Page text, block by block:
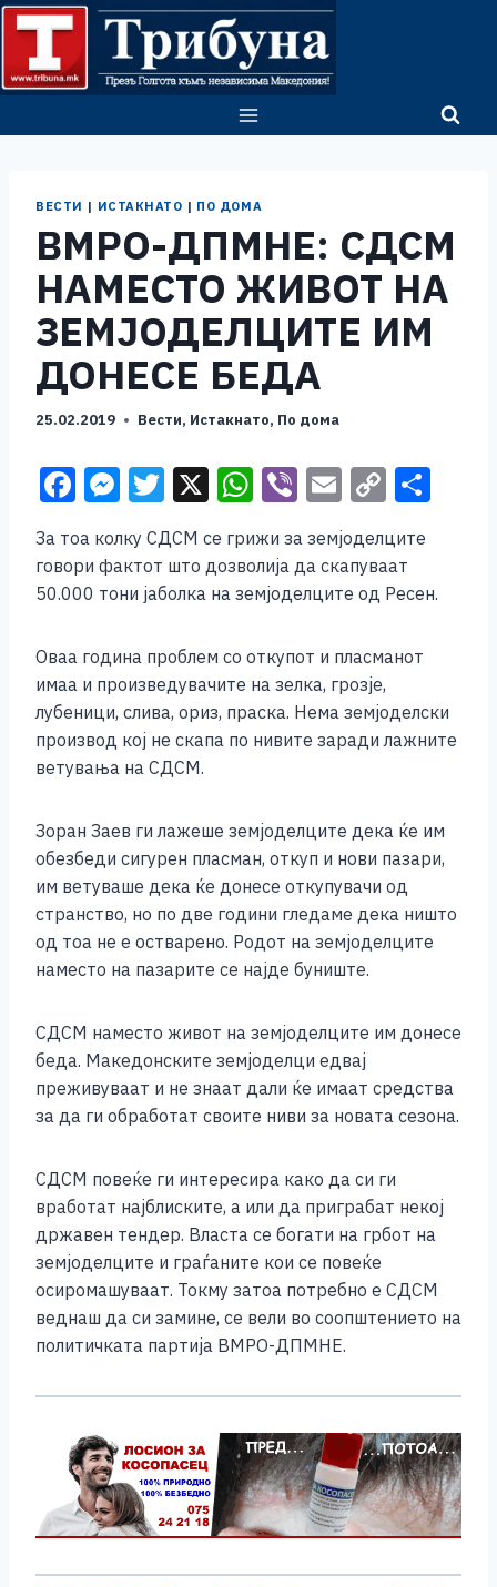
Skip
content
ВЕСТИ | ИСТАКНАТО | ПО ДОМА
ВМРО-ДПМНЕ: СДСМ
НАМЕСТО ЖИВОТ НА
ЗЕМЈОДЕЛЦИТЕ ИМ
ДОНЕСЕ БЕДА
25.02.2019 Вести, Истакнато, По дома
F
c
e
o
o
k
M
ss
e
g
er
T
wi
tt
er
X W
at
s
p
p
Vi
er
E
ai
l
C
p
y
n
k
e
За тоа колку СДСМ се грижи за земјоделците
говори фактот што дозволија да скапуваат
50.000 тони јаболка на земјоделците од Ресен.
Оваа година проблем со откупот и пласманот
имаа и произведувачите на зелка, грозје,
лубеници, слива, ориз, праска. Нема земјоделски
производ кој не скапа по нивите заради лажните
ветувања на СДСМ.
Зоран Заев ги лажеше земјоделците дека ќе им
обезбеди сигурен пласман, откуп и нови пазари,
им ветуваше дека ќе донесе откупувачи од
странство, но по две години гледаме дека ништо
од тоа не е остварено. Родот на земјоделците
наместо на пазарите се најде буниште.
СДСМ наместо живот на земјоделците им донесе
беда. Македонските земјоделци едвај
преживуваат и не знаат дали ќе имаат средства
за да ги обработат своите ниви за новата сезона.
СДСМ повеќе ги интересира како да си ги
вработат најблиските, а или да приграбат некој
државен тендер. Власта се богати на грбот на
земјоделците и граѓаните кои се повеќе
осиромашуваат. Токму затоа потребно е СДСМ
веднаш да си замине, се вели во соопштението на
политичката партија ВМРО-ДПМНЕ.